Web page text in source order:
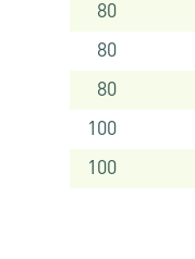
80
80
80
100
100